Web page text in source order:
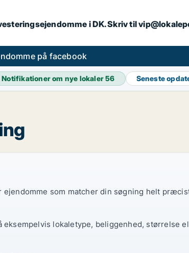
i DK. Skriv til
på facebook
Notifikationer om nye lokaler56 Seneste
som matcher din søgning helt
lokaletype, beliggenhed, størrelse